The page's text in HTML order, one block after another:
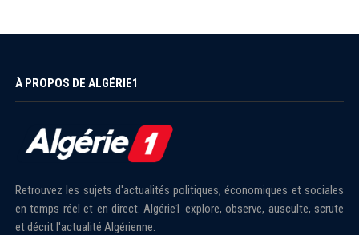
À PROPOS DE ALGÉRIE1
Retrouvez les sujets d'actualités politiques, économiques et sociales
en temps réel et en direct. Algérie1 explore, observe, ausculte, scrute
et décrit l'actualité Algérienne.